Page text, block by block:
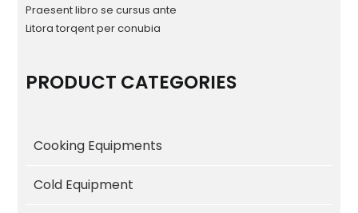
Praesent libro se cursus ante
Litora torqent per conubia
PRODUCT CATEGORIES
Cooking Equipments
Cold Equipment